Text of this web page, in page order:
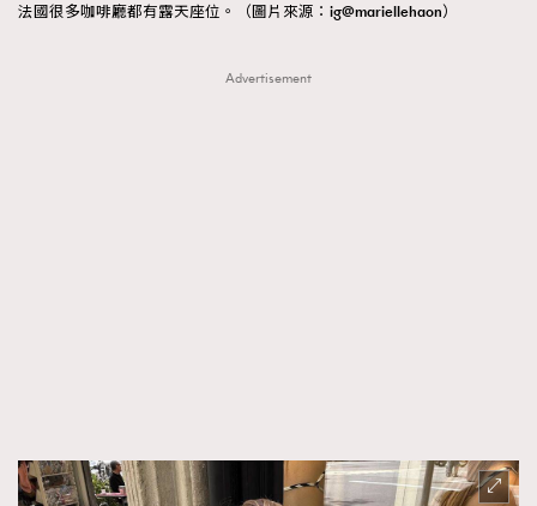
法國很多咖啡廳都有露天座位。（圖片來源：ig@mariellehaon）
Advertisement